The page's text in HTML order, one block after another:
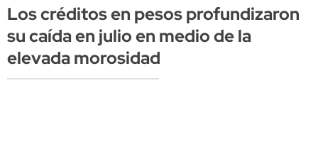
Los créditos en pesos profundizaron
su caída en julio en medio de la
elevada morosidad